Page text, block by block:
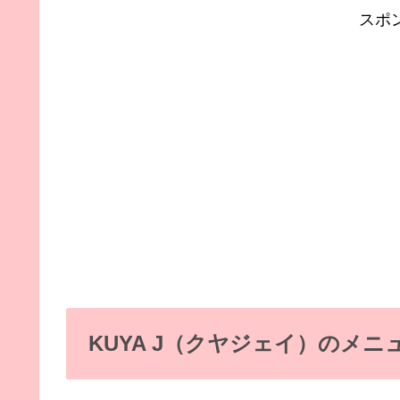
スポ
KUYA J（クヤジェイ）のメニ